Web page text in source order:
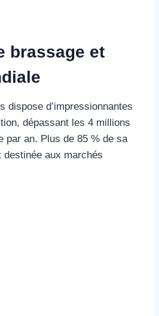
brassage et
dispose d’impressionnantes
dépassant les 4 millions
par an. Plus de 85 % de sa
destinée aux marchés